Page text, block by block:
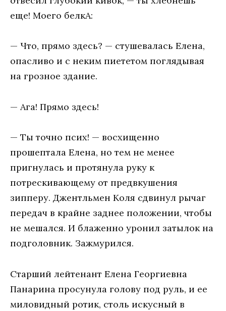
еще! Моего белкА:
— Что, прямо здесь? — стушевалась Елена,
опасливо и с неким пиететом поглядывая
на грозное здание.
— Ага! Прямо здесь!
— Ты точно псих! — восхищенно
прошептала Елена, но тем не менее
пригнулась и протянула руку к
потрескивающему от предвкушения
зипперу. Джентльмен Коля сдвинул рычаг
передач в крайне заднее положении, чтобы
не мешался. И блаженно уронил затылок на
подголовник. Зажмурился.
Старший лейтенант Елена Георгиевна
Панарина просунула голову под руль, и ее
миловидный ротик, столь искусный в